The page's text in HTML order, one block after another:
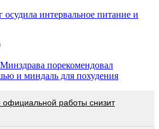
осудила интервальное питание и
порекомендовал
и миндаль для похудения
официальной работы снизит